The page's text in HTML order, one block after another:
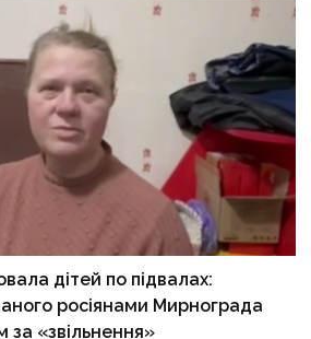
дітей по підвалах:
росіянами Мирнограда
за «звільнення»